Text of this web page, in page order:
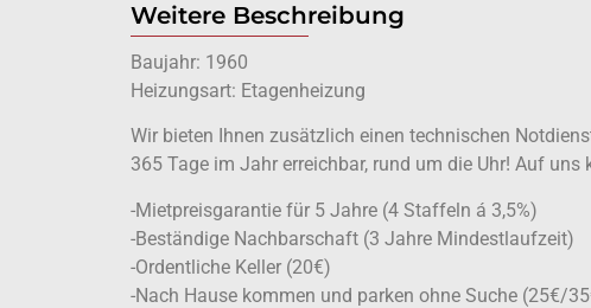
Weitere Beschreibung
Baujahr: 1960
Heizungsart: Etagenheizung
Wir bieten Ihnen zusätzlich einen technischen
365 Tage im Jahr erreichbar, rund um die Uhr! Auf uns
-Mietpreisgarantie für 5 Jahre (4 Staffeln á 3,5%)
-Beständige Nachbarschaft (3 Jahre Mindestlaufzeit)
-Ordentliche Keller (20€)
-Nach Hause kommen und parken ohne Suche (25€/